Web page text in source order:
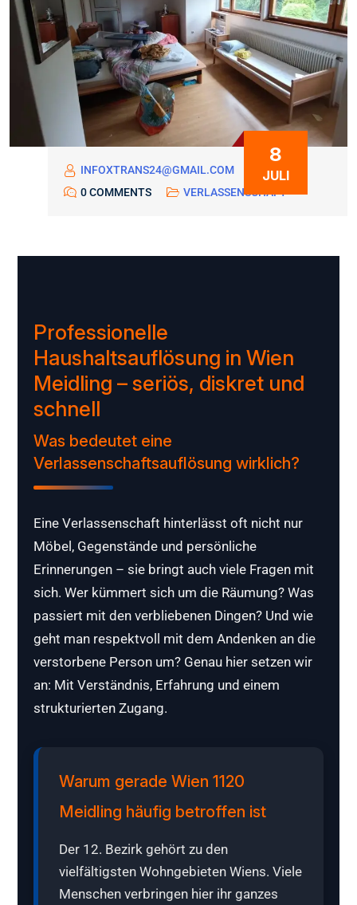
8
JULI
INFOXTRANS24@GMAIL.COM
0 COMMENTS
VERLASSENSCHAFT
Professionelle
Haushaltsauflösung in Wien
Meidling – seriös, diskret und
schnell
Was bedeutet eine
Verlassenschaftsauflösung wirklich?
Eine Verlassenschaft hinterlässt oft nicht nur
Möbel, Gegenstände und persönliche
Erinnerungen – sie bringt auch viele Fragen mit
sich. Wer kümmert sich um die Räumung? Was
passiert mit den verbliebenen Dingen? Und wie
geht man respektvoll mit dem Andenken an die
verstorbene Person um? Genau hier setzen wir
an: Mit Verständnis, Erfahrung und einem
strukturierten Zugang.
Warum gerade Wien 1120
Meidling häufig betroffen ist
Der 12. Bezirk gehört zu den
vielfältigsten Wohngebieten Wiens. Viele
Menschen verbringen hier ihr ganzes